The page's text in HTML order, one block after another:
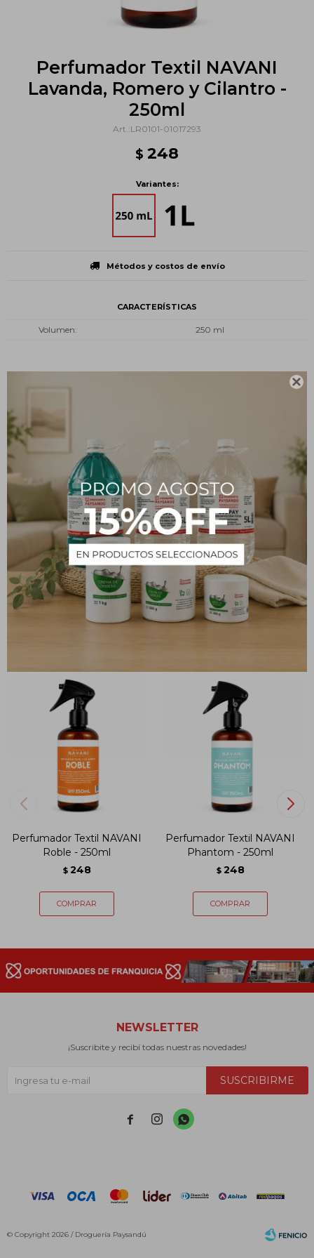

Perfumador Textil NAVANI
Lavanda, Romero y Cilantro -
250ml
LR0101-01017293
$ 248
Variantes:
Métodos y costos de envío
CARACTERÍSTICAS
Volumen 250 ml
Descubre la innovadora línea de Perfumadores Textiles y de
Ambiente NAVANI, con fragancias inspiradas en reconocidos
aromas. Nuestra fórmula cuidadosamente desarrollada asegura
frescura duradera sin dejar residuos ni manchas, preservando la
integridad de la tela. Simplemente aplica el spray de manera
uniforme en prendas, sillones, cortinas y tapicería para disfrutar de
tu fragancia favorita durante todo el día
PRODUCTOS QUE TE PUEDEN INTERESAR
Perfumador Textil NAVANI
Roble - 250ml
$ 248
Perfumador Textil NAVANI
Phantom - 250ml
$ 248
NEWSLETTER
¡Suscribite y recibí todas nuestras novedades!
SUSCRIBIRME
  
© Copyright 2026 / Droguería Paysandú